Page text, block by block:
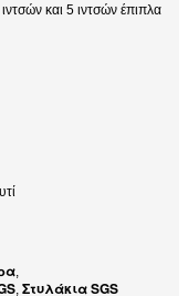
και 5 ιντσών έπιπλα
,
, Στυλάκια SGS